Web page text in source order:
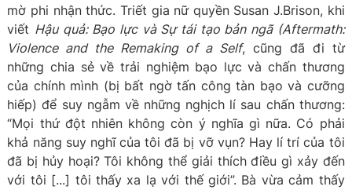
mờ phi nhận thức. Triết gia nữ quyền Susan J.Brison, khi
viết Hậu quả: Bạo lực và Sự tái tạo bản ngã (Aftermath:
Violence and the Remaking of a Self, cũng đã đi từ
những chia sẻ về trải nghiệm bạo lực và chấn thương
của chính mình (bị bất ngờ tấn công tàn bạo và cưỡng
hiếp) để suy ngẫm về những nghịch lí sau chấn thương:
“Mọi thứ đột nhiên không còn ý nghĩa gì nữa. Có phải
khả năng suy nghĩ của tôi đã bị vỡ vụn? Hay lí trí của tôi
đã bị hủy hoại? Tôi không thể giải thích điều gì xảy đến
với tôi [...] tôi thấy xa lạ với thế giới”. Bà vừa cảm thấy